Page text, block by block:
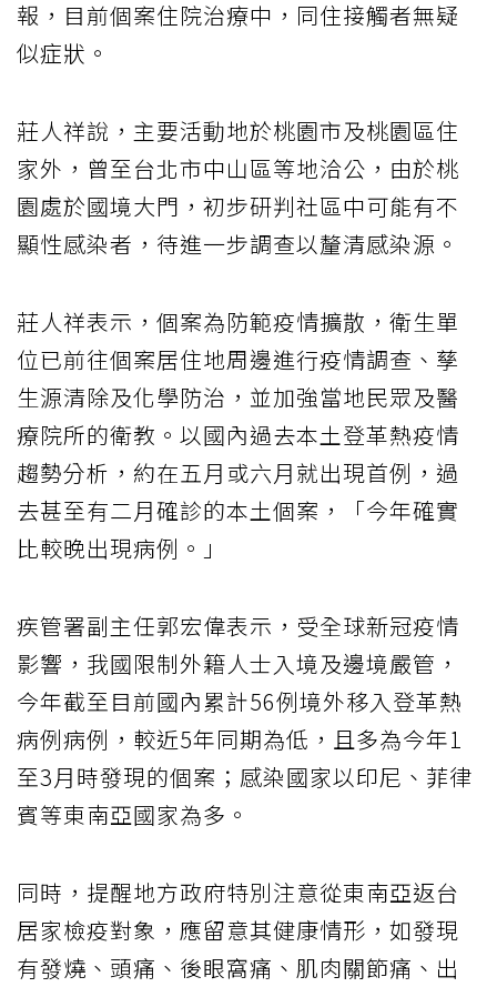
報，目前個案住院治療中，同住接觸者無疑
似症狀。
莊人祥說，主要活動地於桃園市及桃園區住
家外，曾至台北市中山區等地洽公，由於桃
園處於國境大門，初步研判社區中可能有不
顯性感染者，待進一步調查以釐清感染源。
莊人祥表示，個案為防範疫情擴散，衛生單
位已前往個案居住地周邊進行疫情調查、孳
生源清除及化學防治，並加強當地民眾及醫
療院所的衛教。以國內過去本土登革熱疫情
趨勢分析，約在五月或六月就出現首例，過
去甚至有二月確診的本土個案，「今年確實
比較晚出現病例。」
疾管署副主任郭宏偉表示，受全球新冠疫情
影響，我國限制外籍人士入境及邊境嚴管，
今年截至目前國內累計56例境外移入登革熱
病例病例，較近5年同期為低，且多為今年1
至3月時發現的個案；感染國家以印尼、菲律
賓等東南亞國家為多。
同時，提醒地方政府特別注意從東南亞返台
居家檢疫對象，應留意其健康情形，如發現
有發燒、頭痛、後眼窩痛、肌肉關節痛、出